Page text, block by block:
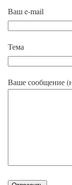
Ваш e-mail
Тема
Ваше сообщение